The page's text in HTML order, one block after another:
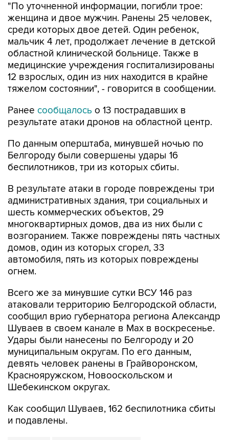
"По уточненной информации, погибли трое:
женщина и двое мужчин. Ранены 25 человек,
среди которых двое детей. Один ребенок,
мальчик 4 лет, продолжает лечение в детской
областной клинической больнице. Также в
медицинские учреждения госпитализированы
12 взрослых, один из них находится в крайне
тяжелом состоянии", - говорится в сообщении.
Ранее сообщалось о 13 пострадавших в
результате атаки дронов на областной центр.
По данным оперштаба, минувшей ночью по
Белгороду были совершены удары 16
беспилотников, три из которых сбиты.
В результате атаки в городе повреждены три
административных здания, три социальных и
шесть коммерческих объектов, 29
многоквартирных домов, два из них были с
возгоранием. Также повреждены пять частных
домов, один из которых сгорел, 33
автомобиля, пять из которых повреждены
огнем.
Всего же за минувшие сутки ВСУ 146 раз
атаковали территорию Белгородской области,
сообщил врио губернатора региона Александр
Шуваев в своем канале в Мах в воскресенье.
Удары были нанесены по Белгороду и 20
муниципальным округам. По его данным,
девять человек ранены в Грайворонском,
Краснояружском, Новооскольском и
Шебекинском округах.
Как сообщил Шуваев, 162 беспилотника сбиты
и подавлены.